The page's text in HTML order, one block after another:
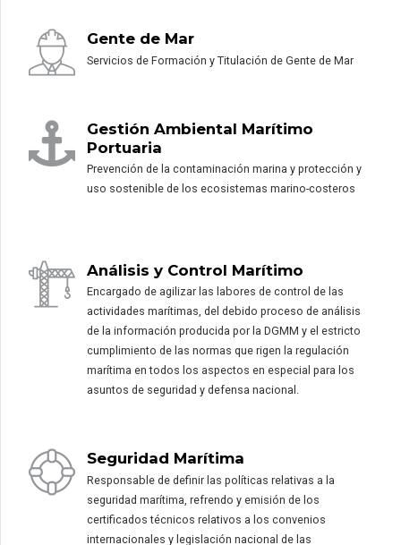
Gente de Mar
Servicios de Formación y Titulación de Gente de Mar
Gestión Ambiental Marítimo
Portuaria
Prevención de la contaminación marina y protección y
uso sostenible de los ecosistemas marino-costeros
Análisis y Control Marítimo
Encargado de agilizar las labores de control de las
actividades marítimas, del debido proceso de análisis
de la información producida por la DGMM y el estricto
cumplimiento de las normas que rigen la regulación
marítima en todos los aspectos en especial para los
asuntos de seguridad y defensa nacional.
Seguridad Marítima
Responsable de definir las políticas relativas a la
seguridad marítima, refrendo y emisión de los
certificados técnicos relativos a los convenios
internacionales y legislación nacional de las